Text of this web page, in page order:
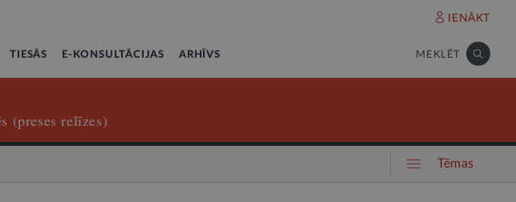
IENĀKT
TIESĀS E-KONSULTĀCIJAS ARHĪVS MEKLĒT
(preses relīzes)
Tēmas